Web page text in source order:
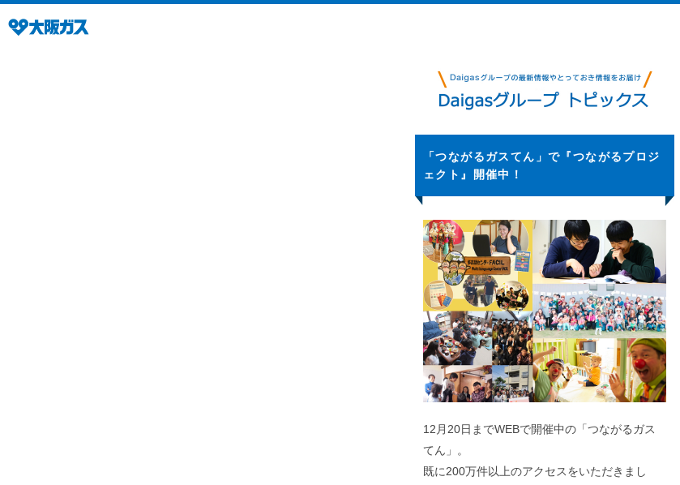
「つながるガスてん」で『つながるプロジ
ェクト』開催中！
12月20日までWEBで開催中の「つながるガス
てん」。
既に200万件以上のアクセスをいただきまし